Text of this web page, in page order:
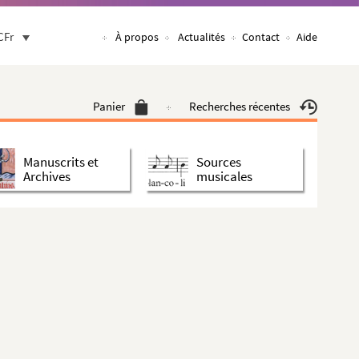
À propos Actualités Contact Aide
Panier Recherches récentes
Manuscrits et
Archives
Sources
musicales